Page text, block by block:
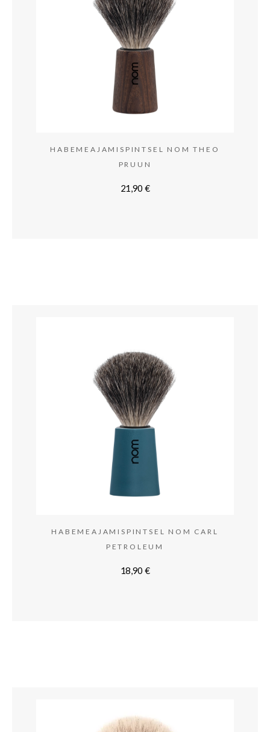
HABEMEAJAMISPINTSEL NOM THEO
PRUUN
21,90 €
HABEMEAJAMISPINTSEL NOM CARL
PETROLEUM
18,90 €